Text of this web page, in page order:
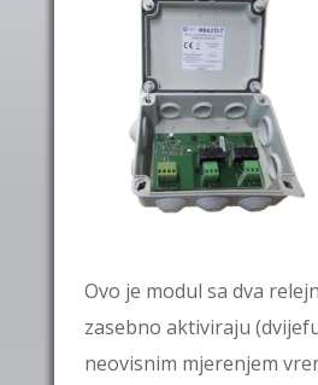
Ovo je modul sa dva
zasebno aktiviraju
neovisnim mjerenjem